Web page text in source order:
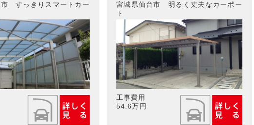
市 すっきりスマートカー
宮城県仙台市 明るく丈夫なカーポー
ト
工事費用
54.6万円